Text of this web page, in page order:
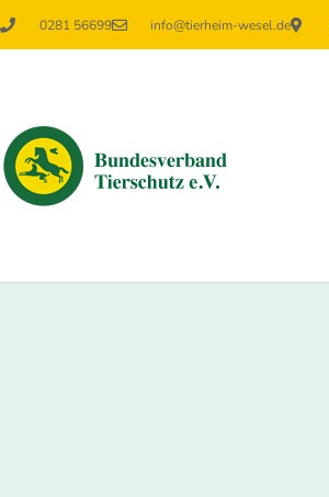
0281 56699 info@tierheim-wesel.de